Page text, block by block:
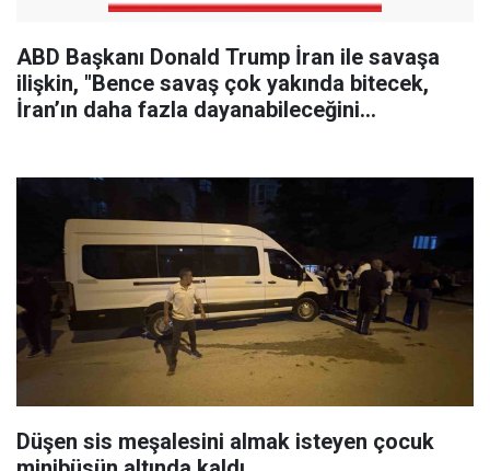
ABD Başkanı Donald Trump İran ile savaşa
ilişkin, "Bence savaş çok yakında bitecek,
İran’ın daha fazla dayanabileceğini
Düşen sis meşalesini almak isteyen çocuk